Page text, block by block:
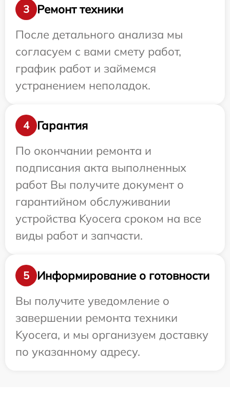
3
Ремонт техники
После детального анализа мы
согласуем с вами смету работ,
график работ и займемся
устранением неполадок.
4
Гарантия
По окончании ремонта и
подписания акта выполненных
работ Вы получите документ о
гарантийном обслуживании
устройства Kyocera сроком на все
виды работ и запчасти.
5
Информирование о готовности
Вы получите уведомление о
завершении ремонта техники
Kyocera, и мы организуем доставку
по указанному адресу.